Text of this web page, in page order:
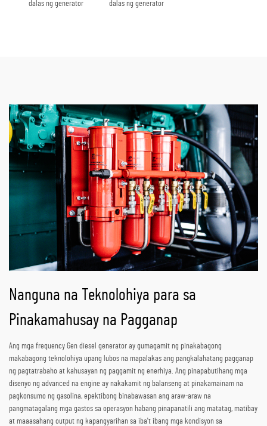
dalas ng generator dalas ng generator
Nanguna na Teknolohiya para sa
Pinakamahusay na Pagganap
Ang mga frequency Gen diesel generator ay gumagamit ng pinakabagong
makabagong teknolohiya upang lubos na mapalakas ang pangkalahatang pagganap
ng pagtatrabaho at kahusayan ng paggamit ng enerhiya. Ang pinapabutihang mga
disenyo ng advanced na engine ay nakakamit ng balanseng at pinakamainam na
pagkonsumo ng gasolina, epektibong binabawasan ang araw-araw na
pangmatagalang mga gastos sa operasyon habang pinapanatili ang matatag, matibay
at maaasahang output ng kapangyarihan sa iba't ibang mga kondisyon sa